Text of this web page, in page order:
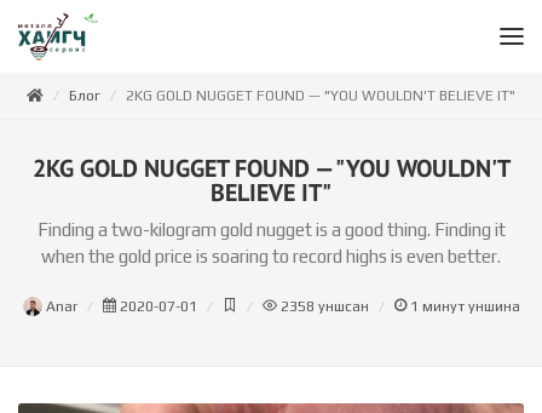
Блог 2KG GOLD NUGGET FOUND — "YOU WOULDN'T BELIEVE IT"
2KG GOLD NUGGET FOUND — "YOU WOULDN'T
BELIEVE IT"
Finding a two-kilogram gold nugget is a good thing. Finding it
when the gold price is soaring to record highs is even better.
Anar 2020-07-01 2358 уншсан 1 минут уншина